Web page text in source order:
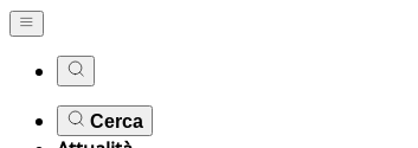
Cerca